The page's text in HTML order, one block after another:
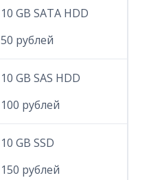
10 GB SATA HDD
50 рублей
10 GB SAS HDD
100 рублей
10 GB SSD
150 рублей